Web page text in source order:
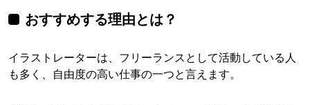
おすすめする理由とは？
イラストレーターは、フリーランスとして活動している人
も多く、自由度の高い仕事の一つと言えます。